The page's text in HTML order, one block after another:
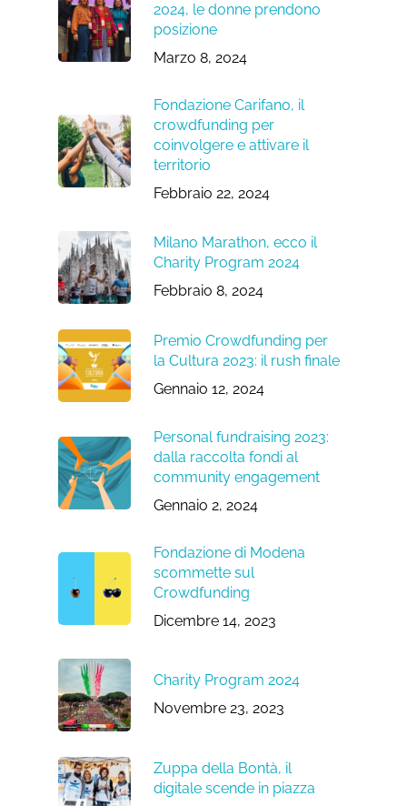
2024, le donne prendono
posizione
Marzo 8, 2024
Fondazione Carifano, il
crowdfunding per
coinvolgere e attivare il
territorio
Febbraio 22, 2024
Milano Marathon, ecco il
Charity Program 2024
Febbraio 8, 2024
Premio Crowdfunding per
la Cultura 2023: il rush finale
Gennaio 12, 2024
Personal fundraising 2023:
dalla raccolta fondi al
community engagement
Gennaio 2, 2024
Fondazione di Modena
scommette sul
Crowdfunding
Dicembre 14, 2023
Charity Program 2024
Novembre 23, 2023
Zuppa della Bontà, il
digitale scende in piazza